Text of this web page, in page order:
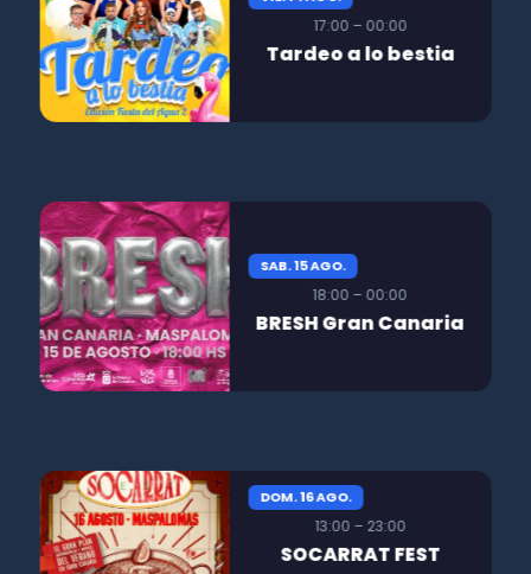
17:00 – 00:00
Tardeo a lo bestia
SAB. 15 AGO.
18:00 – 00:00
BRESH Gran Canaria
DOM. 16 AGO.
13:00 – 23:00
SOCARRAT FEST